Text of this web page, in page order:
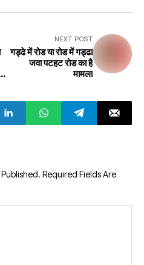
NEXT POST
गड्ढे में रोड या रोड में गड्ढा
जवा पटहट रोड का है
मामला
Required Fields Are